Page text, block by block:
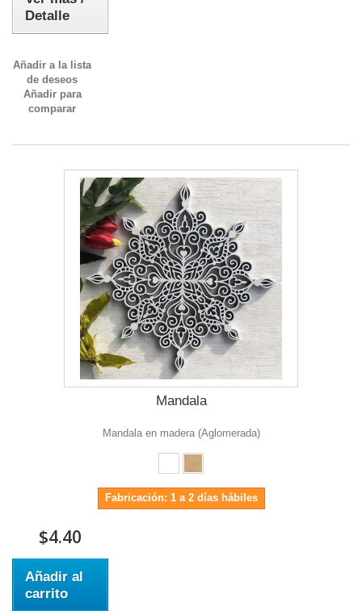
Detalle
Añadir a la lista
de deseos
Añadir para
comparar
Mandala
Mandala en madera (Aglomerada)
Fabricación: 1 a 2 días hábiles
$4.40
Añadir al
carrito